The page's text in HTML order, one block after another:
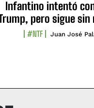
Infantino intentó
pero sigue sin
#NTF Juan José